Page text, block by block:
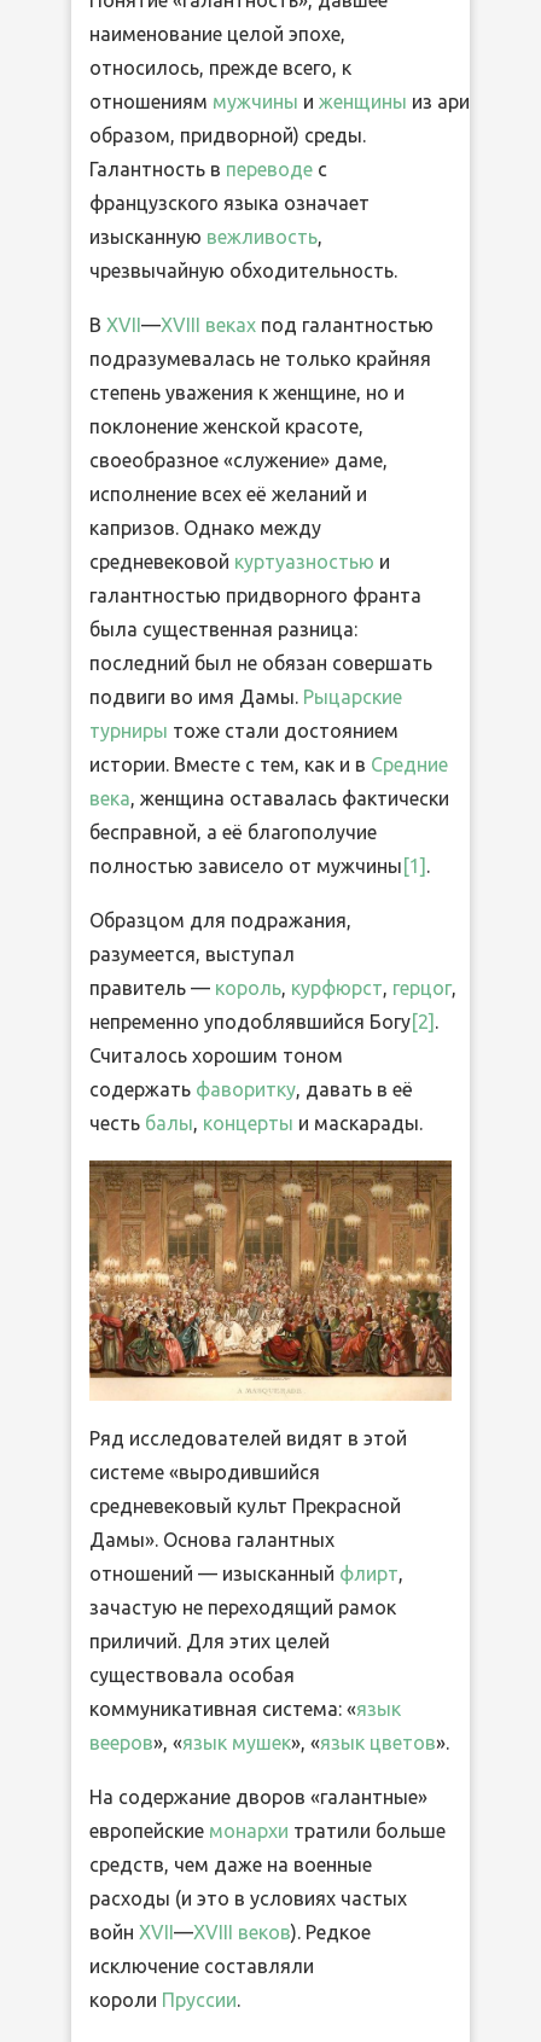
наименование целой эпохе,
относилось, прежде всего, к
отношениям мужчины и женщины из
образом, придворной) среды.
Галантность в переводе с
французского языка означает
изысканную вежливость,
чрезвычайную обходительность.
В XVII—XVIII веках под галантностью
подразумевалась не только крайняя
степень уважения к женщине, но и
поклонение женской красоте,
своеобразное «служение» даме,
исполнение всех её желаний и
капризов. Однако между
средневековой куртуазностью и
галантностью придворного франта
была существенная разница:
последний был не обязан совершать
подвиги во имя Дамы. Рыцарские
турниры тоже стали достоянием
истории. Вместе с тем, как и в Средние
века, женщина оставалась фактически
бесправной, а её благополучие
полностью зависело от мужчины [1] .
Образцом для подражания,
разумеется, выступал
правитель — король, курфюрст, герцог,
непременно уподоблявшийся Богу[2] .
Считалось хорошим тоном
содержать фаворитку, давать в её
честь балы, концерты и маскарады.
Ряд исследователей видят в этой
системе «выродившийся
средневековый культ Прекрасной
Дамы». Основа галантных
отношений — изысканный флирт,
зачастую не переходящий рамок
приличий. Для этих целей
существовала особая
коммуникативная система: «язык
вееров», «язык мушек», «язык цветов».
На содержание дворов «галантные»
европейские монархи тратили больше
средств, чем даже на военные
расходы (и это в условиях частых
войн XVII—XVIII веков). Редкое
исключение составляли
короли Пруссии.